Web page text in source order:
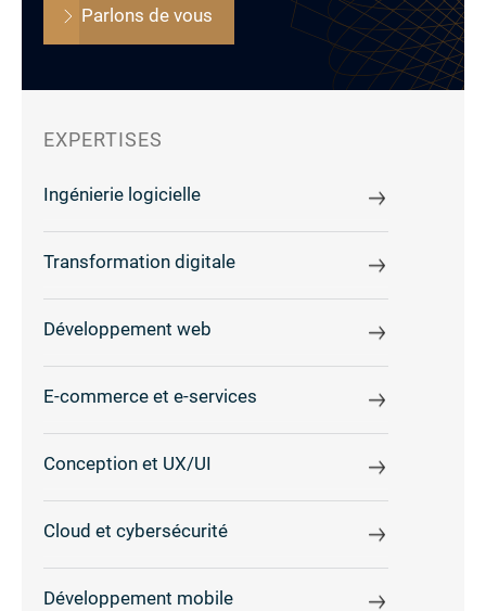
Parlons de vous
EXPERTISES
Ingénierie logicielle
Transformation digitale
Développement web
E-commerce et e-services
Conception et UX/UI
Cloud et cybersécurité
Développement mobile